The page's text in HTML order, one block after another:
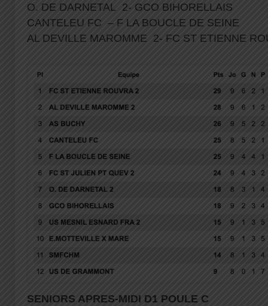
O. DE DARNETAL 2- GCO BIHORELLAIS
CANTELEU FC – F LA BOUCLE DE SEINE
AL DEVILLE MAROMME 2- FC ST ETIENNE
SENIORS APRES-MIDI D1 POULE C